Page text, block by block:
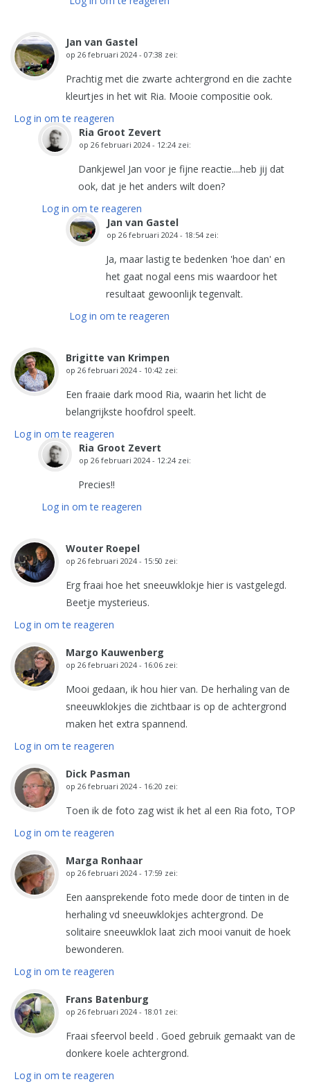
Jan van Gastel
op 26 februari 2024 - 07:38 zei:
Prachtig met die zwarte achtergrond en die zachte
kleurtjes in het wit Ria. Mooie compositie ook.
Log in om te reageren
Ria Groot Zevert
op 26 februari 2024 - 12:24 zei:
Dankjewel Jan voor je fijne reactie....heb jij dat
ook, dat je het anders wilt doen?
Log in om te reageren
Jan van Gastel
op 26 februari 2024 - 18:54 zei:
Ja, maar lastig te bedenken 'hoe dan' en
het gaat nogal eens mis waardoor het
resultaat gewoonlijk tegenvalt.
Log in om te reageren
Brigitte van Krimpen
op 26 februari 2024 - 10:42 zei:
Een fraaie dark mood Ria, waarin het licht de
belangrijkste hoofdrol speelt.
Log in om te reageren
Ria Groot Zevert
op 26 februari 2024 - 12:24 zei:
Precies!!
Log in om te reageren
Wouter Roepel
op 26 februari 2024 - 15:50 zei:
Erg fraai hoe het sneeuwklokje hier is vastgelegd.
Beetje mysterieus.
Log in om te reageren
Margo Kauwenberg
op 26 februari 2024 - 16:06 zei:
Mooi gedaan, ik hou hier van. De herhaling van de
sneeuwklokjes die zichtbaar is op de achtergrond
maken het extra spannend.
Log in om te reageren
Dick Pasman
op 26 februari 2024 - 16:20 zei:
Toen ik de foto zag wist ik het al een Ria foto, TOP
Log in om te reageren
Marga Ronhaar
op 26 februari 2024 - 17:59 zei:
Een aansprekende foto mede door de tinten in de
herhaling vd sneeuwklokjes achtergrond. De
solitaire sneeuwklok laat zich mooi vanuit de hoek
bewonderen.
Log in om te reageren
Frans Batenburg
op 26 februari 2024 - 18:01 zei:
Fraai sfeervol beeld . Goed gebruik gemaakt van de
donkere koele achtergrond.
Log in om te reageren